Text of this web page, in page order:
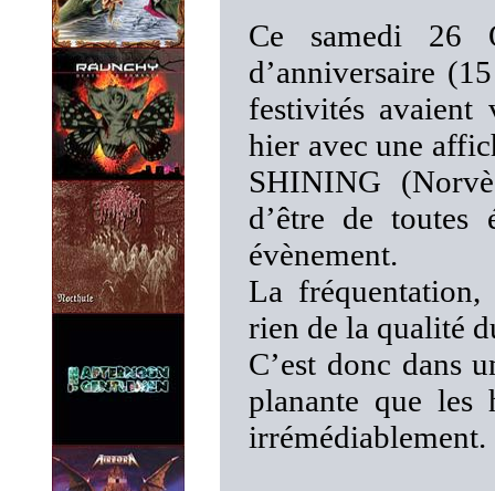
Ce samedi 26
d’anniversaire
festivités avaient
hier avec une
SHINING
d’être de toutes
évènement.
La fréquentation,
rien de la qualité
C’est donc dans
planante que les
irrémédiablement.